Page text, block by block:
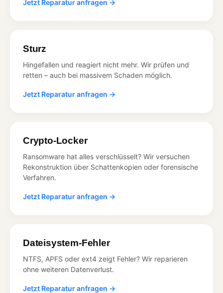
Jetzt Reparatur anfragen →
Sturz
Hingefallen und reagiert nicht mehr. Wir prüfen und
retten – auch bei massivem Schaden möglich.
Jetzt Reparatur anfragen →
Crypto-Locker
Ransomware hat alles verschlüsselt? Wir versuchen
Rekonstruktion über Schattenkopien oder forensische
Verfahren.
Jetzt Reparatur anfragen →
Dateisystem-Fehler
NTFS, APFS oder ext4 zeigt Fehler? Wir reparieren
ohne weiteren Datenverlust.
Jetzt Reparatur anfragen →